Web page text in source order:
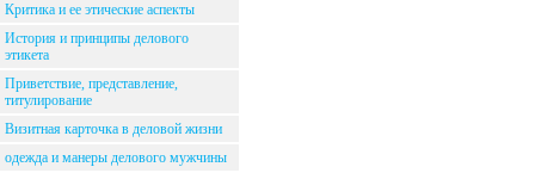
Критика и ее этические аспекты
История и принципы делового
этикета
Приветствие, представление,
титулирование
Визитная карточка в деловой жизни
одежда и манеры делового мужчины